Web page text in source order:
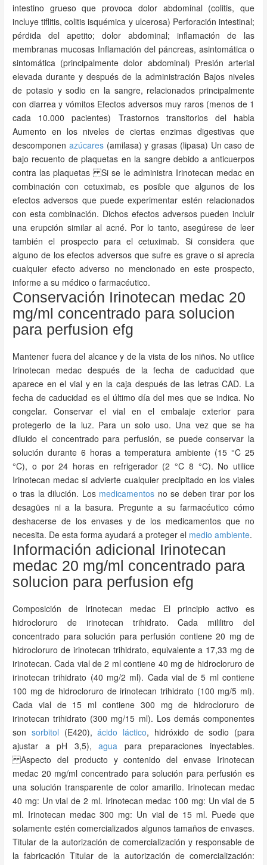
intestino grueso que provoca dolor abdominal (colitis, que
incluye tiflitis, colitis isquémica y ulcerosa) Perforación intestinal;
pérdida del apetito; dolor abdominal; inflamación de las
membranas mucosas Inflamación del páncreas, asintomática o
sintomática (principalmente dolor abdominal) Presión arterial
elevada durante y después de la administración Bajos niveles
de potasio y sodio en la sangre, relacionados principalmente
con diarrea y vómitos Efectos adversos muy raros (menos de 1
cada 10.000 pacientes) Trastornos transitorios del habla
Aumento en los niveles de ciertas enzimas digestivas que
descomponen azúcares(amilasa) y grasas (lipasa) Un caso de
bajo recuento de plaquetas en la sangre debido a anticuerpos
contra las plaquetas Si se le administra Irinotecan medac en
combinación con cetuximab, es posible que algunos de los
efectos adversos que puede experimentar estén relacionados
con esta combinación. Dichos efectos adversos pueden incluir
una erupción similar al acné. Por lo tanto, asegúrese de leer
también el prospecto para el cetuximab. Si considera que
alguno de los efectos adversos que sufre es grave o si aprecia
cualquier efecto adverso no mencionado en este prospecto,
informe a su médico o farmacéutico.
Conservación Irinotecan medac 20
mg/ml concentrado para solucion
para perfusion efg
Mantener fuera del alcance y de la vista de los niños. No utilice
Irinotecan medac después de la fecha de caducidad que
aparece en el vial y en la caja después de las letras CAD. La
fecha de caducidad es el último día del mes que se indica. No
congelar. Conservar el vial en el embalaje exterior para
protegerlo de la luz. Para un solo uso. Una vez que se ha
diluido el concentrado para perfusión, se puede conservar la
solución durante 6 horas a temperatura ambiente (15 °C 25
°C), o por 24 horas en refrigerador (2 °C 8 °C). No utilice
Irinotecan medac si advierte cualquier precipitado en los viales
o tras la dilución. Los medicamentos no se deben tirar por los
desagües ni a la basura. Pregunte a su farmacéutico cómo
deshacerse de los envases y de los medicamentos que no
necesita. De esta forma ayudará a proteger el medio ambiente.
Información adicional Irinotecan
medac 20 mg/ml concentrado para
solucion para perfusion efg
Composición de Irinotecan medac El principio activo es
hidrocloruro de irinotecan trihidrato. Cada mililitro del
concentrado para solución para perfusión contiene 20 mg de
hidrocloruro de irinotecan trihidrato, equivalente a 17,33 mg de
irinotecan. Cada vial de 2 ml contiene 40 mg de hidrocloruro de
irinotecan trihidrato (40 mg/2 ml). Cada vial de 5 ml contiene
100 mg de hidrocloruro de irinotecan trihidrato (100 mg/5 ml).
Cada vial de 15 ml contiene 300 mg de hidrocloruro de
irinotecan trihidrato (300 mg/15 ml). Los demás componentes
son sorbitol (E420),ácido láctico, hidróxido de sodio (para
ajustar a pH 3,5),agua para preparaciones inyectables.
Aspecto del producto y contenido del envase Irinotecan
medac 20 mg/ml concentrado para solución para perfusión es
una solución transparente de color amarillo. Irinotecan medac
40 mg: Un vial de 2 ml. Irinotecan medac 100 mg: Un vial de 5
ml. Irinotecan medac 300 mg: Un vial de 15 ml. Puede que
solamente estén comercializados algunos tamaños de envases.
Titular de la autorización de comercialización y responsable de
la fabricación Titular de la autorización de comercialización: